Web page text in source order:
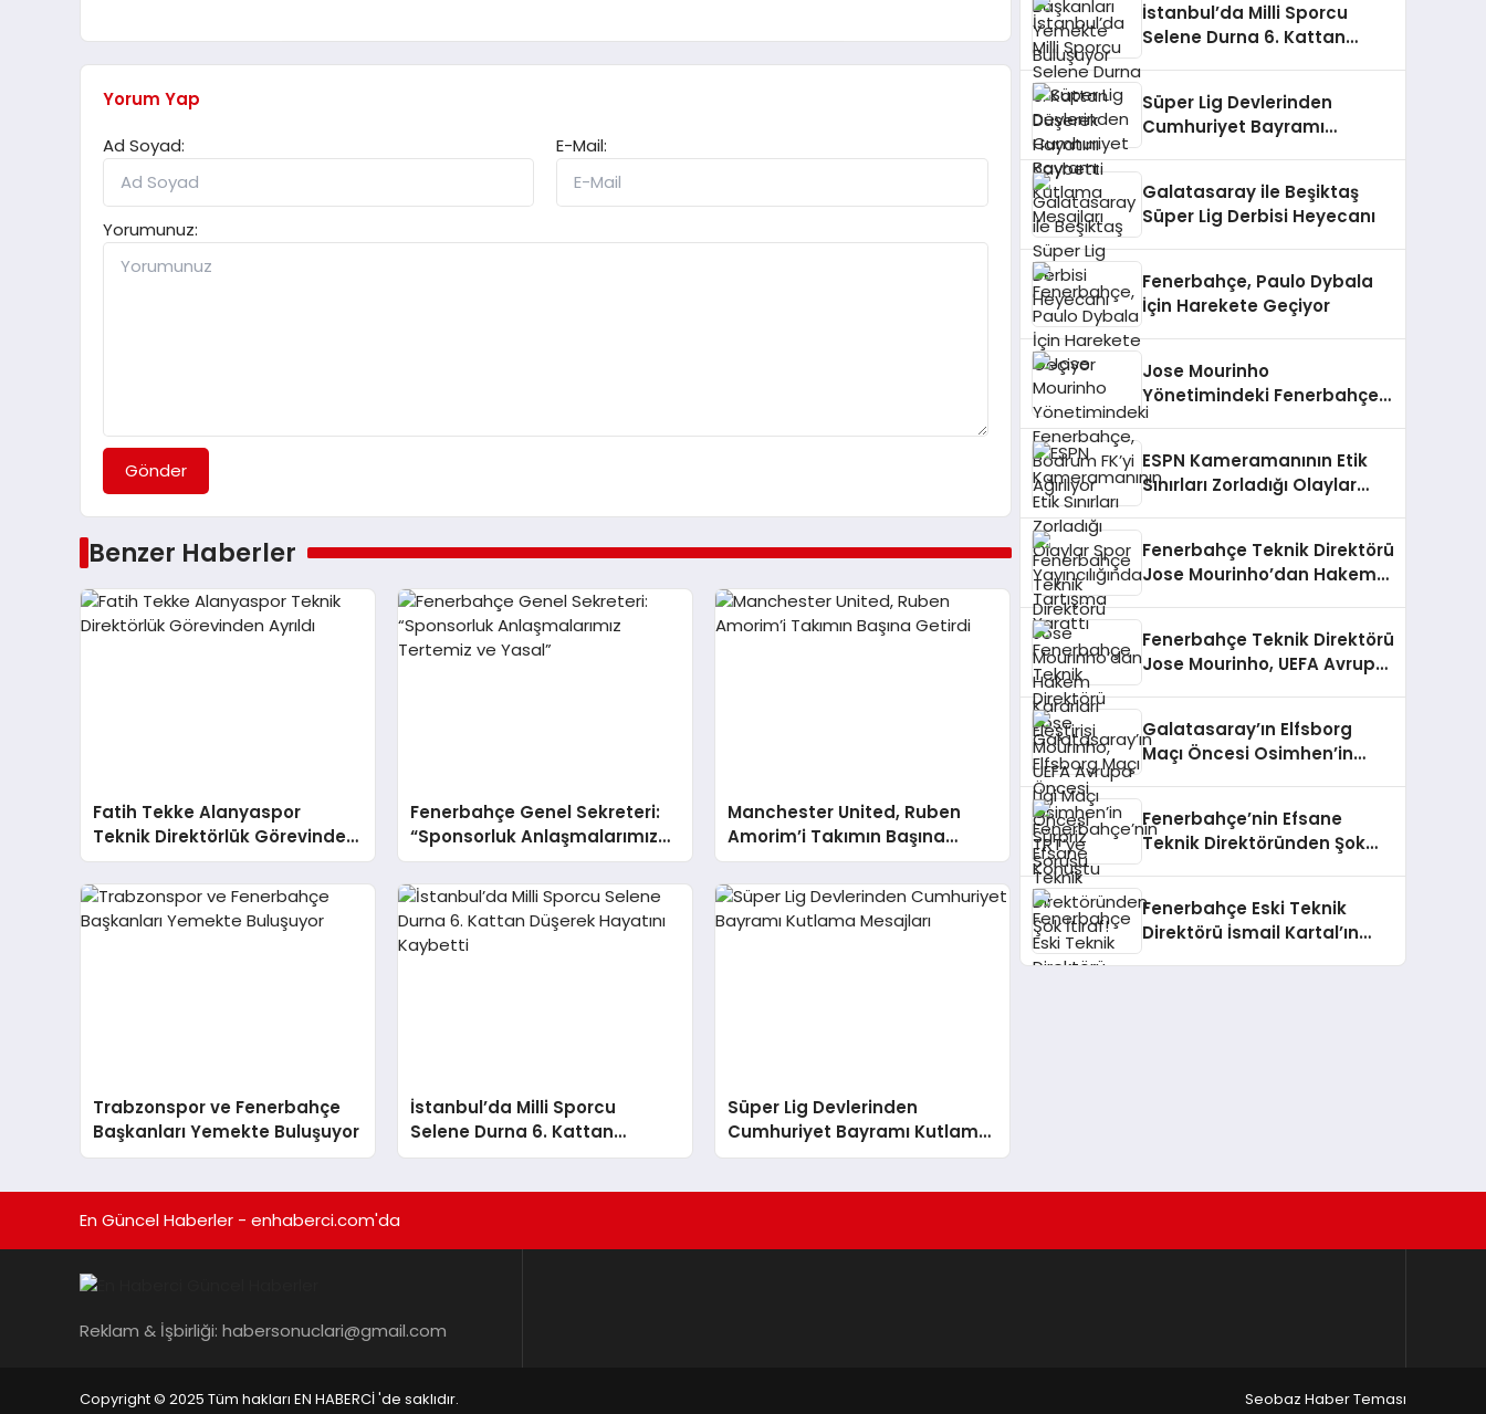
Yorum Yap
Ad Soyad:
E-Mail:
Yorumunuz:
Gönder
Benzer Haberler
Fatih Tekke Alanyaspor
Teknik Direktörlük Görevinden
Ayrıldı
Fenerbahçe Genel Sekreteri:
“Sponsorluk Anlaşmalarımız
Tertemiz ve Yasal”
Manchester United, Ruben
Amorim’i Takımın Başına
Getirdi
Trabzonspor ve Fenerbahçe
Başkanları Yemekte Buluşuyor
İstanbul’da Milli Sporcu
Selene Durna 6. Kattan
Düşerek Hayatını Kaybetti
Süper Lig Devlerinden
Cumhuriyet Bayramı Kutlama
Mesajları
İstanbul’da Milli Sporcu
Selene Durna 6. Kattan
Süper Lig Devlerinden
Cumhuriyet Bayramı
Galatasaray ile Beşiktaş
Süper Lig Derbisi Heyecanı
Fenerbahçe, Paulo Dybala
İçin Harekete Geçiyor
Jose Mourinho
Yönetimindeki Fenerbahçe,
Bodrum FK’yi Ağırlıyor
ESPN Kameramanının Etik
Sınırları Zorladığı Olaylar
Fenerbahçe Teknik Direktörü
Jose Mourinho’dan Hakem
Fenerbahçe Teknik Direktörü
Jose Mourinho, UEFA Avrupa
Galatasaray’ın Elfsborg
Maçı Öncesi Osimhen’in
Fenerbahçe’nin Efsane
Teknik Direktöründen Şok
Fenerbahçe Eski Teknik
Direktörü İsmail Kartal’ın
En Güncel Haberler - enhaberci.com'da
Reklam & İşbirliği: habersonuclari@gmail.com
Copyright © 2025 Tüm hakları EN HABERCİ 'de saklıdır. Seobaz Haber Teması